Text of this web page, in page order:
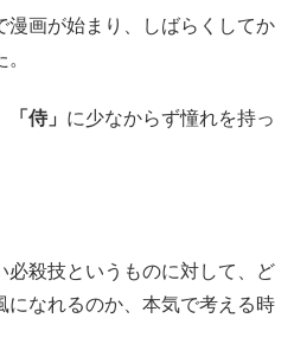
漫画が始まり、しばらくしてか
「侍」 に少なからず憧れを持っ
必殺技というものに対して、ど
になれるのか、本気で考える時